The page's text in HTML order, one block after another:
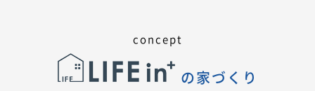
concept
の家づくり